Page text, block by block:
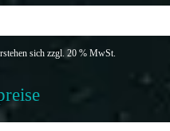
sich zzgl. 20 % MwSt.